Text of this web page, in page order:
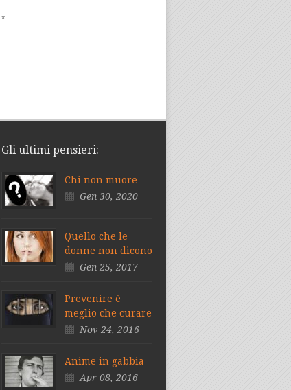
*
Gli ultimi pensieri:
Chi non muore
Gen 30, 2020
Quello che le
donne non dicono
Gen 25, 2017
Prevenire è
meglio che curare
Nov 24, 2016
Anime in gabbia
Apr 08, 2016